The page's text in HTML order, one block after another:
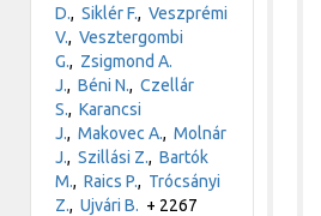
D.,Siklér F.,Veszprémi
V.,Vesztergombi
G., Zsigmond A.
J.,Béni N.,Czellár
S.,Karancsi
J.,Makovec A.,Molnár
J.,Szillási Z.,Bartók
M.,Raics P., Trócsányi
Z.,Ujvári B. + 2267